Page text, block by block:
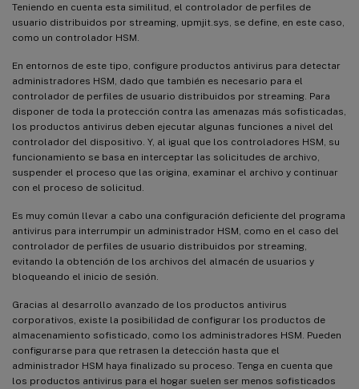
Teniendo en cuenta esta similitud, el controlador de perfiles de
usuario distribuidos por streaming, upmjit.sys, se define, en este caso,
como un controlador HSM.
En entornos de este tipo, configure productos antivirus para detectar
administradores HSM, dado que también es necesario para el
controlador de perfiles de usuario distribuidos por streaming. Para
disponer de toda la protección contra las amenazas más sofisticadas,
los productos antivirus deben ejecutar algunas funciones a nivel del
controlador del dispositivo. Y, al igual que los controladores HSM, su
funcionamiento se basa en interceptar las solicitudes de archivo,
suspender el proceso que las origina, examinar el archivo y continuar
con el proceso de solicitud.
Es muy común llevar a cabo una configuración deficiente del programa
antivirus para interrumpir un administrador HSM, como en el caso del
controlador de perfiles de usuario distribuidos por streaming,
evitando la obtención de los archivos del almacén de usuarios y
bloqueando el inicio de sesión.
Gracias al desarrollo avanzado de los productos antivirus
corporativos, existe la posibilidad de configurar los productos de
almacenamiento sofisticado, como los administradores HSM. Pueden
configurarse para que retrasen la detección hasta que el
administrador HSM haya finalizado su proceso. Tenga en cuenta que
los productos antivirus para el hogar suelen ser menos sofisticados